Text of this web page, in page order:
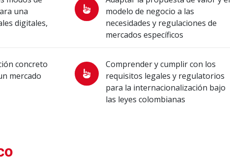
una
digitales,
modelo de negocio a las
necesidades y regulaciones de
mercados específicos
concreto
mercado
Comprender y cumplir con los
requisitos legales y regulatorios
para la internacionalización bajo
las leyes colombianas